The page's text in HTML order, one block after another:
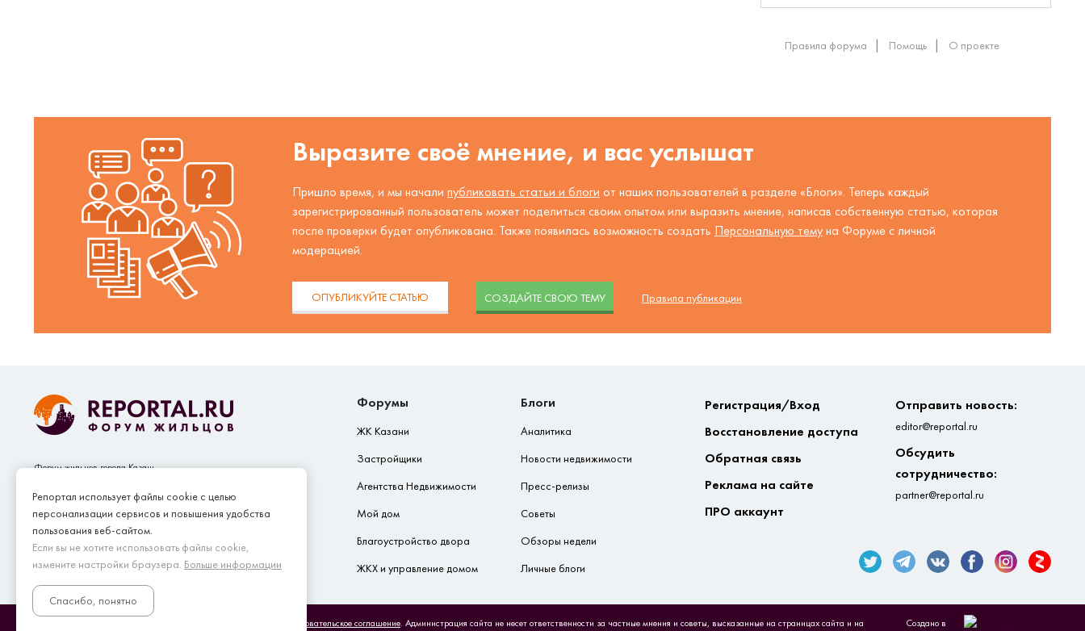
Репортал использует файлы cookie с целью
персонализации сервисов и повышения удобства
пользования веб-сайтом.
Если вы не хотите использовать файлы cookie,
измените настройки браузера. Больше информации
Спасибо, понятно
Правила форума Помощь О проекте
Выразите своё мнение, и вас услышат
Пришло время, и мы начали публиковать статьи и блоги от наших пользователей в разделе «Блоги». Теперь каждый
зарегистрированный пользователь может поделиться своим опытом или выразить мнение, написав собственную статью, которая
после проверки будет опубликована. Также появилась возможность создать Персональную тему на Форуме с личной
модерацией.
ОПУБЛИКУЙТЕ СТАТЬЮ CОЗДАЙТЕ СВОЮ ТЕМУ Правила публикации
Форум жильцов города Казань
управляется SEO.GROUP (ООО "СЕО.ГРУП")
Форумы
ЖК Казани
Застройщики
Агентства Недвижимости
Мой дом
Благоустройство двора
ЖКХ и управление домом
Блоги
Аналитика
Новости недвижимости
Пресс-релизы
Советы
Обзоры недели
Личные блоги
Регистрация/Вход
Восстановление доступа
Обратная связь
Реклама на сайте
ПРО аккаунт
Отправить новость:
editor@reportal.ru
Обсудить
сотрудничество:
partner@reportal.ru
Пользовательское соглашение. Администрация сайта не несет ответственности за частные мнения и советы, высказанные на страницах сайта и на
Создано в